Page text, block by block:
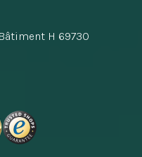
H 69730